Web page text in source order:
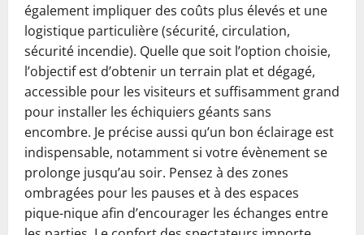
également impliquer des coûts plus élevés et une
logistique particulière (sécurité, circulation,
sécurité incendie). Quelle que soit l’option choisie,
l’objectif est d’obtenir un terrain plat et dégagé,
accessible pour les visiteurs et suffisamment grand
pour installer les échiquiers géants sans
encombre. Je précise aussi qu’un bon éclairage est
indispensable, notamment si votre évènement se
prolonge jusqu’au soir. Pensez à des zones
ombragées pour les pauses et à des espaces
pique-nique afin d’encourager les échanges entre